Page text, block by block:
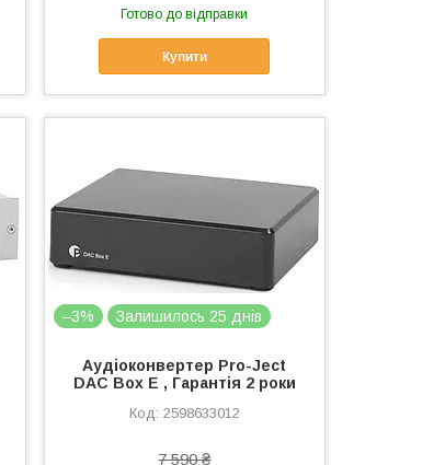
Готово до відправки
Купити
–3% Залишилось 25 днів
Аудіоконвертер Pro-Ject
DAC Box E , Гарантія 2 роки
2598633012
7 590 ₴